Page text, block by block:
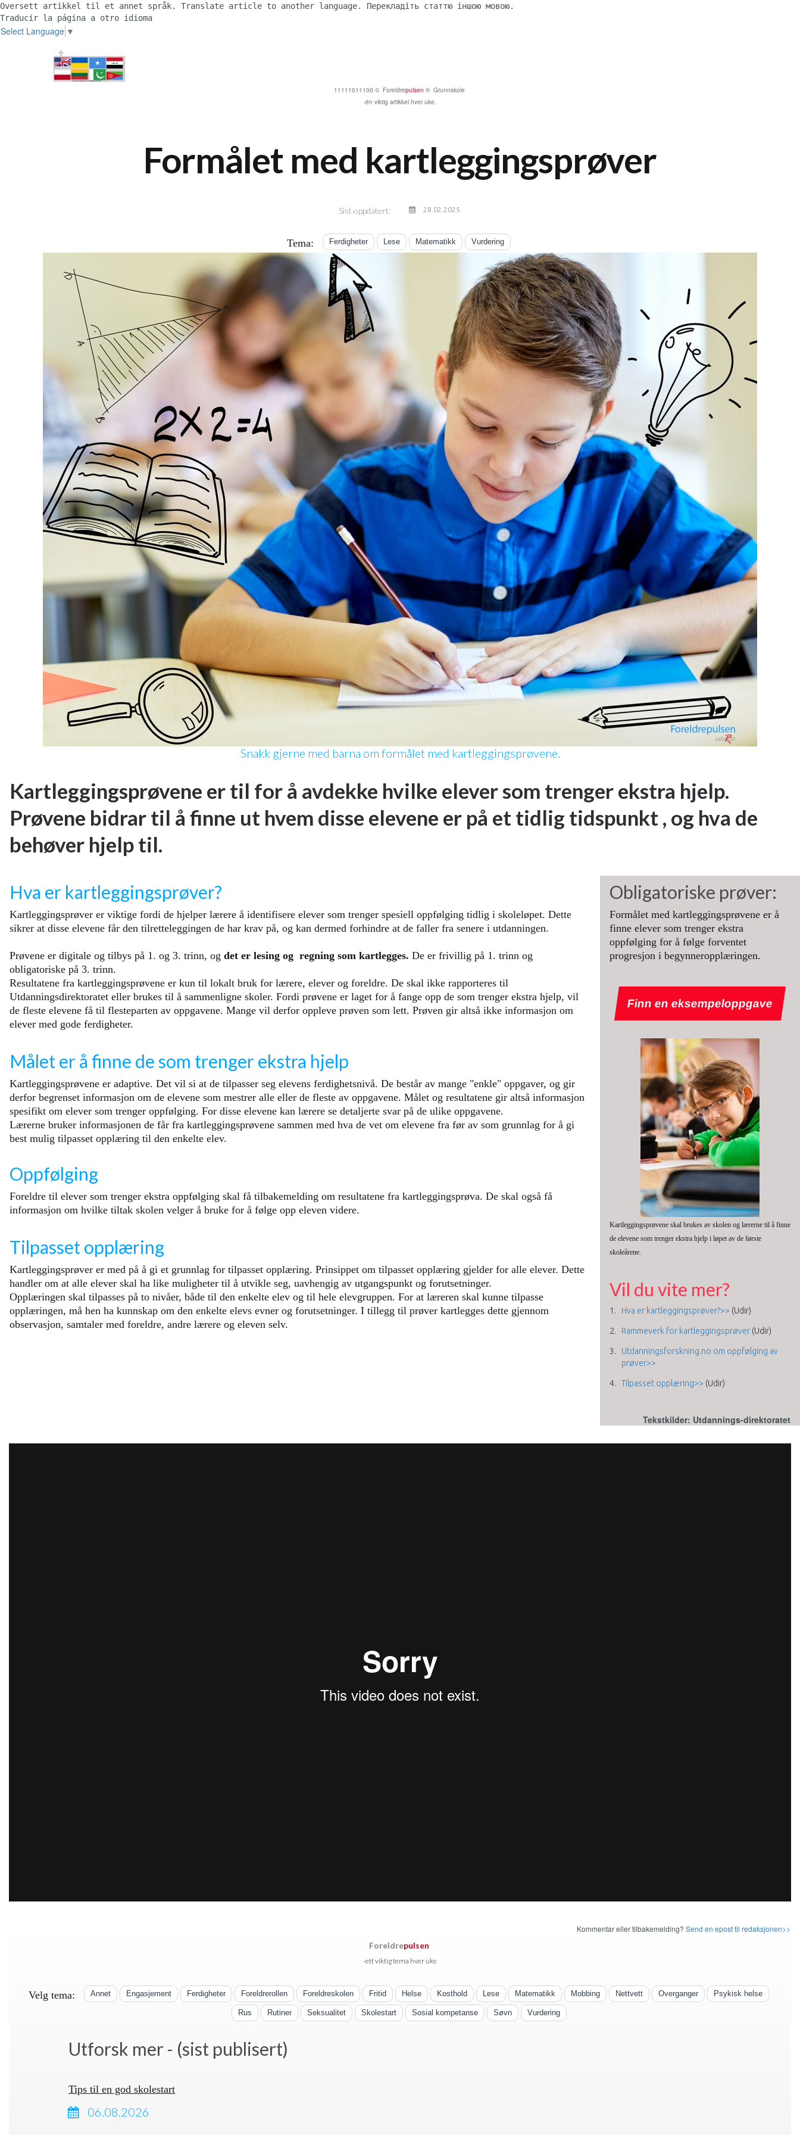
Oversett artikkel til et annet språk. Translate article to another language. Перекладіть статтю іншою мовою.
Traducir la página a otro idioma
Select Language ▼
11111011100 © Foreldrepulsen ® Grunnskole
-én viktig artikkel hver uke.
Formålet med kartleggingsprøver
Sist oppdatert: 28.02.2025
Tema: Ferdigheter Lese Matematikk Vurdering
Snakk gjerne med barna om formålet med kartleggingsprøvene.
Kartleggingsprøvene er til for å avdekke hvilke elever som trenger ekstra hjelp.
Prøvene bidrar til å finne ut hvem disse elevene er på et tidlig tidspunkt , og hva de
behøver hjelp til.
Hva er kartleggingsprøver?
Kartleggingsprøver er viktige fordi de hjelper lærere å identifisere elever som trenger spesiell oppfølging tidlig i skoleløpet. Dette
sikrer at disse elevene får den tilretteleggingen de har krav på, og kan dermed forhindre at de faller fra senere i utdanningen.
Prøvene er digitale og tilbys på 1. og 3. trinn, og det er lesing og regning som kartlegges. De er frivillig på 1. trinn og
obligatoriske på 3. trinn.
Resultatene fra kartleggingsprøvene er kun til lokalt bruk for lærere, elever og foreldre. De skal ikke rapporteres til
Utdanningsdirektoratet eller brukes til å sammenligne skoler. Fordi prøvene er laget for å fange opp de som trenger ekstra hjelp, vil
de fleste elevene få til flesteparten av oppgavene. Mange vil derfor oppleve prøven som lett. Prøven gir altså ikke informasjon om
elever med gode ferdigheter.
Målet er å finne de som trenger ekstra hjelp
Kartleggingsprøvene er adaptive. Det vil si at de tilpasser seg elevens ferdighetsnivå. De består av mange "enkle" oppgaver, og gir
derfor begrenset informasjon om de elevene som mestrer alle eller de fleste av oppgavene. Målet og resultatene gir altså informasjon
spesifikt om elever som trenger oppfølging. For disse elevene kan lærere se detaljerte svar på de ulike oppgavene.
Lærerne bruker informasjonen de får fra kartleggingsprøvene sammen med hva de vet om elevene fra før av som grunnlag for å gi
best mulig tilpasset opplæring til den enkelte elev.
Oppfølging
Foreldre til elever som trenger ekstra oppfølging skal få tilbakemelding om resultatene fra kartleggingsprøva. De skal også få
informasjon om hvilke tiltak skolen velger å bruke for å følge opp eleven videre.
Tilpasset opplæring
Kartleggingsprøver er med på å gi et grunnlag for tilpasset opplæring. Prinsippet om tilpasset opplæring gjelder for alle elever. Dette
handler om at alle elever skal ha like muligheter til å utvikle seg, uavhengig av utgangspunkt og forutsetninger.
Opplæringen skal tilpasses på to nivåer, både til den enkelte elev og til hele elevgruppen. For at læreren skal kunne tilpasse
opplæringen, må hen ha kunnskap om den enkelte elevs evner og forutsetninger. I tillegg til prøver kartlegges dette gjennom
observasjon, samtaler med foreldre, andre lærere og eleven selv.
Obligatoriske prøver:
Formålet med kartleggingsprøvene er å
finne elever som trenger ekstra
oppfølging for å følge forventet
progresjon i begynneropplæringen.
Finn en eksempeloppgave
Kartleggingsprøvene skal brukes av skolen og lærerne til å finne
de elevene som trenger ekstra hjelp i løpet av de første
skoleårene.
Vil du vite mer?
Hva er kartleggingsprøver?>> (Udir)
Rammeverk for kartleggingsprøver (Udir)
Utdanningsforskning.no om oppfølging av
prøver>>
Tilpasset opplæring>> (Udir)
Tekstkilder: Utdannings-direktoratet
Kommentar eller tilbakemelding? Send en epost til redaksjonen>>
Foreldrepulsen
-ett viktig tema hver uke
Velg tema: Annet Engasjement Ferdigheter Foreldrerollen Foreldreskolen Fritid Helse Kosthold Lese Matematikk Mobbing Nettvett Overganger Psykisk helse
Rus Rutiner Seksualitet Skolestart Sosial kompetanse Søvn Vurdering
Utforsk mer - (sist publisert)
Tips til en god skolestart
06.08.2026